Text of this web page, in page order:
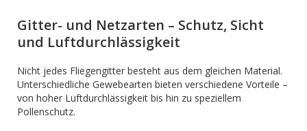
Gitter- und Netzarten – Schutz, Sicht
und Luftdurchlässigkeit
Nicht jedes Fliegengitter besteht aus dem gleichen Material.
Unterschiedliche Gewebearten bieten verschiedene Vorteile –
von hoher Luftdurchlässigkeit bis hin zu speziellem
Pollenschutz.